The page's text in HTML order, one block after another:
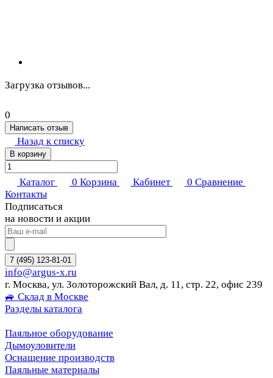
Загрузка отзывов...
0
Написать отзыв
Назад к списку
В корзину
Каталог 0 Корзина Кабинет 0 Сравнение
Контакты
Подписаться
на новости и акции
7 (495) 123-81-01
info@argus-x.ru
г. Москва, ул. Золоторожский Вал, д. 11, стр. 22, офис 239
🚙 Склад в Москве
Разделы каталога
Паяльное оборудование
Дымоуловители
Оснащение производств
Паяльные материалы